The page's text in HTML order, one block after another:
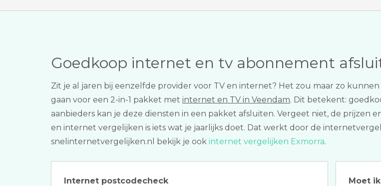
Goedkoop internet en tv abonnement
Zit je al jaren bij eenzelfde provider voor TV en internet? Het zou maar zo
gaan voor een 2-in-1 pakket met internet en TV in Veendam. Dit betekent:
aanbieders kan je deze diensten in een pakket afsluiten. Vergeet niet, de prijzen
en internet vergelijken is iets wat je jaarlijks doet. Dat werkt door de
snelinternetvergelijken.nl bekijk je ook internet vergelijken Exmorra.
Internet postcodecheck
Moet